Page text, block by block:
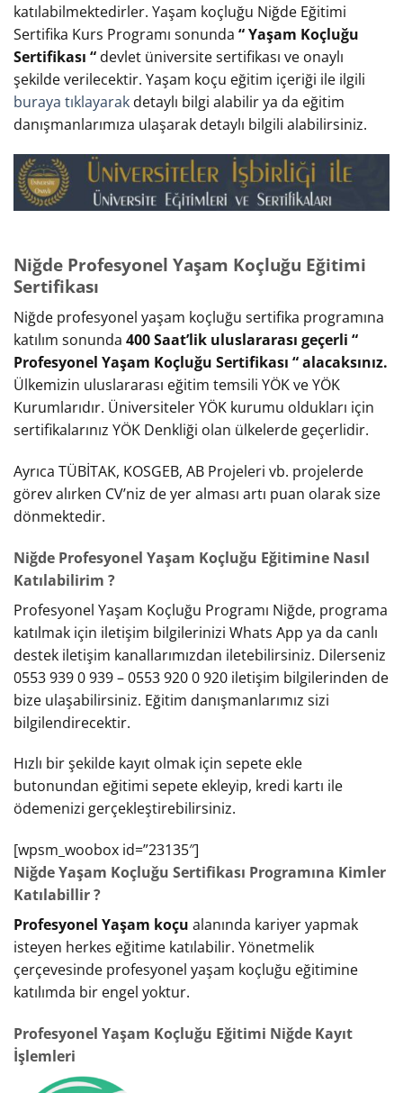
katılabilmektedirler. Yaşam koçluğu Niğde Eğitimi
Sertifika Kurs Programı sonunda “ Yaşam Koçluğu
Sertifikası “ devlet üniversite sertifikası ve onaylı
şekilde verilecektir. Yaşam koçu eğitim içeriği ile ilgili
buraya tıklayarak detaylı bilgi alabilir ya da eğitim
danışmanlarımıza ulaşarak detaylı bilgili alabilirsiniz.
Niğde Profesyonel Yaşam Koçluğu Eğitimi
Sertifikası
Niğde profesyonel yaşam koçluğu sertifika programına
katılım sonunda 400 Saat’lik uluslararası geçerli “
Profesyonel Yaşam Koçluğu Sertifikası “ alacaksınız.
Ülkemizin uluslararası eğitim temsili YÖK ve YÖK
Kurumlarıdır. Üniversiteler YÖK kurumu oldukları için
sertifikalarınız YÖK Denkliği olan ülkelerde geçerlidir.
Ayrıca TÜBİTAK, KOSGEB, AB Projeleri vb. projelerde
görev alırken CV’niz de yer alması artı puan olarak size
dönmektedir.
Niğde Profesyonel Yaşam Koçluğu Eğitimine Nasıl
Katılabilirim ?
Profesyonel Yaşam Koçluğu Programı Niğde, programa
katılmak için iletişim bilgilerinizi Whats App ya da canlı
destek iletişim kanallarımızdan iletebilirsiniz. Dilerseniz
0553 939 0 939 – 0553 920 0 920 iletişim bilgilerinden de
bize ulaşabilirsiniz. Eğitim danışmanlarımız sizi
bilgilendirecektir.
Hızlı bir şekilde kayıt olmak için sepete ekle
butonundan eğitimi sepete ekleyip, kredi kartı ile
ödemenizi gerçekleştirebilirsiniz.
[wpsm_woobox id=”23135″]
Niğde Yaşam Koçluğu Sertifikası Programına Kimler
Katılabillir ?
Profesyonel Yaşam koçu alanında kariyer yapmak
isteyen herkes eğitime katılabilir. Yönetmelik
çerçevesinde profesyonel yaşam koçluğu eğitimine
katılımda bir engel yoktur.
Profesyonel Yaşam Koçluğu Eğitimi Niğde Kayıt
İşlemleri